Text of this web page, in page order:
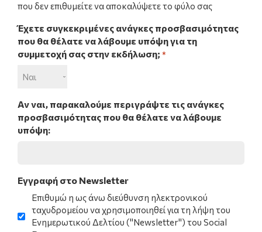
που δεν επιθυμείτε να αποκαλύψετε το φύλο σας
Έχετε συγκεκριμένες ανάγκες προσβασιμότητας
που θα θέλατε να λάβουμε υπόψη για τη
συμμετοχή σας στην εκδήλωση; *
Αν ναι, παρακαλούμε περιγράψτε τις ανάγκες
προσβασιμότητας που θα θέλατε να λάβουμε
υπόψη:
Εγγραφή στο Newsletter
Επιθυμώ η ως άνω διεύθυνση ηλεκτρονικού
ταχυδρομείου να χρησιμοποιηθεί για τη λήψη του
Ενημερωτικού Δελτίου ("Νewsletter") του Social